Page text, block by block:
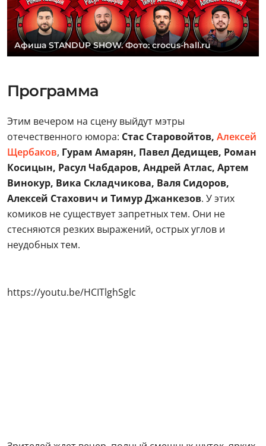
Афиша STANDUP SHOW. Фото: crocus-hall.ru
Программа
Этим вечером на сцену выйдут мэтры
отечественного юмора: Стас Старовойтов, Алексей
Щербаков, Гурам Амарян, Павел Дедищев, Роман
Косицын, Расул Чабдаров, Андрей Атлас, Артем
Винокур, Вика Складчикова, Валя Сидоров,
Алексей Стахович и Тимур Джанкезов. У этих
комиков не существует запретных тем. Они не
стесняются резких выражений, острых углов и
неудобных тем.
https://youtu.be/HCITlghSglc